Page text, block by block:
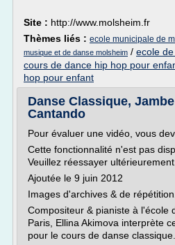
Site : http://www.molsheim.fr
Thèmes liés : ecole municipale de
musique et de danse molsheim / ecole
cours de dance hip hop pour
hop pour enfant
Danse Classique,
Cantando
Pour évaluer une vidéo, vous
Cette fonctionnalité n'est pas
Veuillez réessayer ultérieurement.
Ajoutée le 9 juin 2012
Images d'archives & de répétition.
Compositeur & pianiste à l'école
Paris, Ellina Akimova interprète
pour le cours de danse classique.